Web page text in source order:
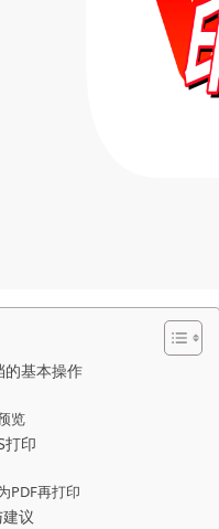
的基本操作
览
打印
PDF再打印
议